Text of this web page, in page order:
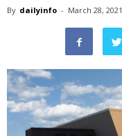
By dailyinfo - March 28, 2021